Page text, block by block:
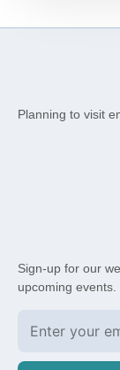
Planning to visit
Sign-up for our
upcoming events.